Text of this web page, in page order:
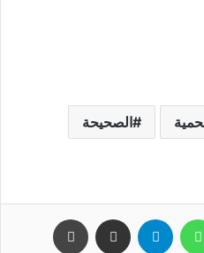
الصحيحة
واتساب تيلقرام مشاركة عبر البريد